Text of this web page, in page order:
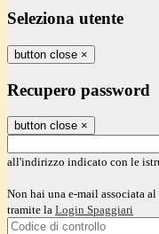
Seleziona utente
button close ×
Recupero password
button close ×
all'indirizzo indicato con le
Non hai una e-mail associata
tramite la Login Spaggiari